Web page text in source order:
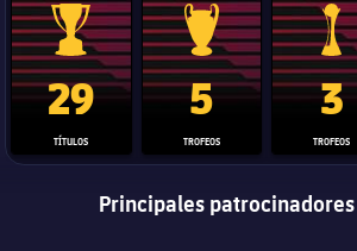
Trofeo de La Liga
29
TÍTULOS
Trofeo de la Liga de
5
TROFEOS
3
TROFEOS
Principales